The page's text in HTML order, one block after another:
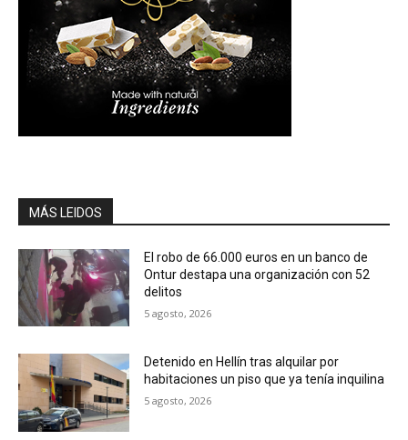
MÁS LEIDOS
El robo de 66.000 euros en un banco de
Ontur destapa una organización con 52
delitos
5 agosto, 2026
Detenido en Hellín tras alquilar por
habitaciones un piso que ya tenía inquilina
5 agosto, 2026